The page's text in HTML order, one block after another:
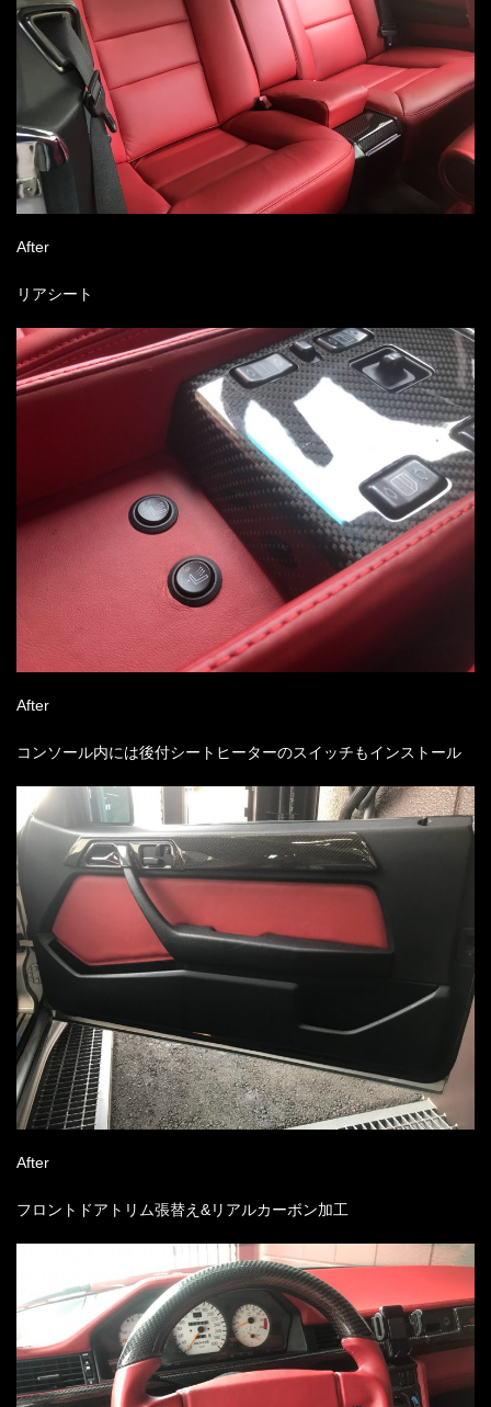
After
リアシート
After
コンソール内には後付シートヒーターのスイッチもインストール
After
フロントドアトリム張替え&リアルカーボン加工